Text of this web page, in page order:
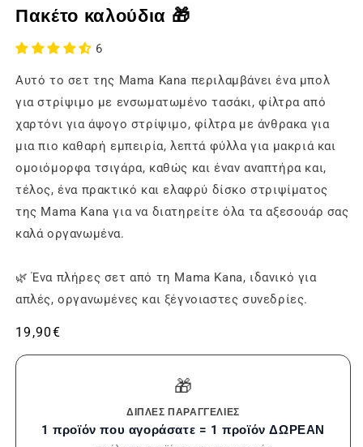
των
μέσων
1
σε
modal
Πακέτο καλούδια 🎁
6
Αυτό το σετ της Mama Kana περιλαμβάνει ένα μπολ
για στρίψιμο με ενσωματωμένο τασάκι, φίλτρα από
χαρτόνι για άψογο στρίψιμο, φίλτρα με άνθρακα για
μια πιο καθαρή εμπειρία, λεπτά φύλλα για μακριά και
ομοιόμορφα τσιγάρα, καθώς και έναν αναπτήρα και,
τέλος, ένα πρακτικό και ελαφρύ δίσκο στριψίματος
της Mama Kana για να διατηρείτε όλα τα αξεσουάρ σας
καλά οργανωμένα.
🌿 Ένα πλήρες σετ από τη Mama Kana, ιδανικό για
απλές, οργανωμένες και ξέγνοιαστες συνεδρίες.
Συνήθης
τιμή
19,90€
🎁
ΔΙΠΛΈΣ ΠΑΡΑΓΓΕΛΊΕΣ
1 προϊόν που αγοράσατε = 1 προϊόν ΔΩΡΕΑΝ